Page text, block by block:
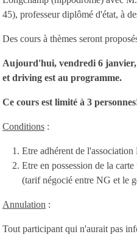
45), professeur diplômé d'état, à
Des cours à thèmes seront
Aujourd'hui, vendredi 6 janvier,
et driving est au programme.
Ce cours est limité à 3
Conditions :
Etre adhérent de
Etre en possession de la
(tarif négocié entre NG et le
Annulation :
Tout participant qui n'aurait pas